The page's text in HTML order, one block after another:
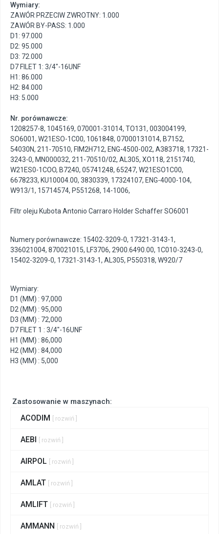
Zastosowanie w maszynach:
ACODIM [ rozwiń ]
AEBI [ rozwiń ]
AIRPOL [ rozwiń ]
AMLAT [ rozwiń ]
AMLIFT [ rozwiń ]
AMMANN [ rozwiń ]
Wymiary:
ZAWÓR PRZECIW ZWROTNY: 1.000
ZAWÓR BY-PASS: 1.000
D1: 97.000
D2: 95.000
D3: 72.000
D7 FILET 1: 3/4"-16UNF
H1: 86.000
H2: 84.000
H3: 5.000
Nr. porównawcze:
1208257-8, 1045169, 070001-31014, TO131, 003004199,
SO6001, W21ESO-1C00, 1061848, 07000131014, B7152,
54030N, 211-70510, FIM2H712, ENG-4500-002, A383718, 17321-
3243-0, MN000032, 211-70510/02, AL305, XO118, 2151740,
W21ES0-1COO, B7240, 05741248, 65247, W21ESO1C00,
6678233, KU10004.00, 3830339, 17324107, ENG-4000-104,
W913/1, 15714574, P551268, 14-1006,
Filtr oleju Kubota Antonio Carraro Holder Schaffer SO6001
Numery porównawcze: 15402-3209-0, 17321-3143-1,
336021004, 870021015, LF3706, 2900.6490.00, 1C010-3243-0,
15402-3209-0, 17321-3143-1, AL305, P550318, W920/7
Wymiary:
D1 (MM) : 97,000
D2 (MM) : 95,000
D3 (MM) : 72,000
D7 FILET 1 : 3/4"-16UNF
H1 (MM) : 86,000
H2 (MM) : 84,000
H3 (MM) : 5,000